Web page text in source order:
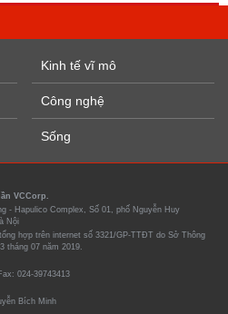
Kinh tế vĩ mô
Công nghệ
Sống
VCCorp.
- Hapulico Complex, Số 01, phố Nguyễn Huy
Nội
hợp trên internet số 3321/GP-TTĐT do Sở Thông
tháng 07 năm 2019.
024-39743413
Bích Minh